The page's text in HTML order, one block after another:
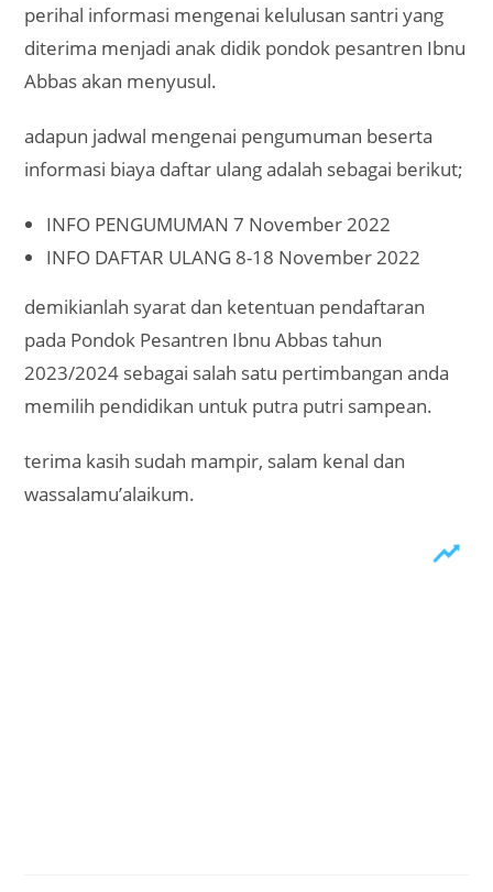
perihal informasi mengenai kelulusan santri yang
diterima menjadi anak didik pondok pesantren Ibnu
Abbas akan menyusul.
adapun jadwal mengenai pengumuman beserta
informasi biaya daftar ulang adalah sebagai berikut;
INFO PENGUMUMAN 7 November 2022
INFO DAFTAR ULANG 8-18 November 2022
demikianlah syarat dan ketentuan pendaftaran
pada Pondok Pesantren Ibnu Abbas tahun
2023/2024 sebagai salah satu pertimbangan anda
memilih pendidikan untuk putra putri sampean.
terima kasih sudah mampir, salam kenal dan
wassalamu’alaikum.